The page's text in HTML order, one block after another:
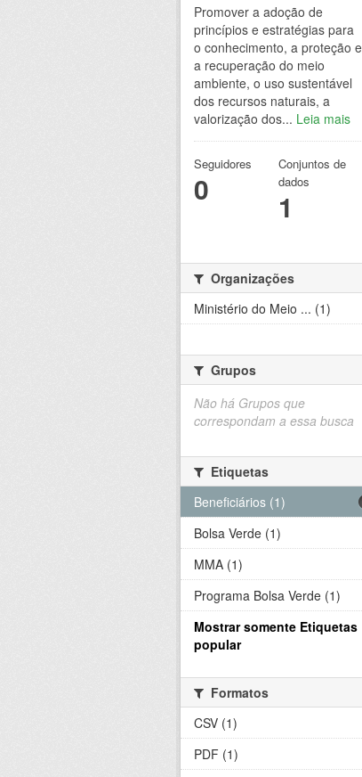
Promover a adoção de
princípios e estratégias para
o conhecimento, a proteção e
a recuperação do meio
ambiente, o uso sustentável
dos recursos naturais, a
valorização dos... Leia mais
Seguidores
0
Conjuntos de
dados
1
Organizações
Ministério do Meio ... (1)
Grupos
Não há Grupos que
correspondam a essa busca
Etiquetas
Beneficiários (1)
Bolsa Verde (1)
MMA (1)
Programa Bolsa Verde (1)
Mostrar somente Etiquetas
popular
Formatos
CSV (1)
PDF (1)